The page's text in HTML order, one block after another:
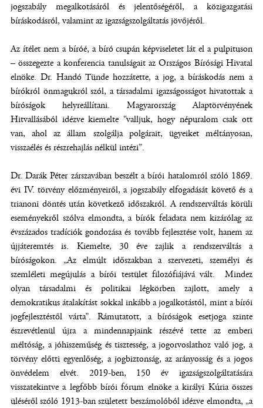
jogszabály megalkotásáról és jelentőségéről, a közigazgatási
bíráskodásról, valamint az igazságszolgáltatás jövőjéről.
Az ítélet nem a bíróé, a bíró csupán képviseletet lát el a pulpituson
– összegezte a konferencia tanulságait az Országos Bírósági Hivatal
elnöke. Dr. Handó Tünde hozzátette, a jog, a bíráskodás nem a
bírókról önmagukról szól, a társadalmi igazságosságot hivatottak a
bíróságok helyreállítani. Magyarország Alaptörvényének
Hitvallásából idézve kiemelte “valljuk, hogy népuralom csak ott
van, ahol az állam szolgálja polgárait, ügyeiket méltányosan,
visszaélés és részrehajlás nélkül intézi”.
Dr. Darák Péter zárszavában beszélt a bírói hatalomról szóló 1869.
évi IV. törvény előzményeiről, a jogszabály elfogadását követő és a
trianoni döntés után következő időszakról. A rendszerváltás körüli
eseményekről szólva elmondta, a bírók feladata nem kizárólag az
évszázados tradíciók gondozása és tovább fejlesztése volt, hanem az
újjáteremtés is. Kiemelte, 30 éve zajlik a rendszerváltás a
bíróságokon. „Az elmúlt időszakban a szervezeti, személyi és
szemléleti megújulás a bírói testület filozófiájává vált. Mindez
olyan társadalmi és politikai légkörben zajlott, amely a
demokratikus átalakítást sokkal inkább a jogalkotástól, mint a bírói
jogfejlesztéstől várta”. Rámutatott, a bíróságok esetjoga szinte
észrevétlenül újra a mindennapjaink részévé tette az emberi
méltóság, a jóhiszeműség és tisztesség, a jogorvoslathoz való jog, a
törvény előtti egyenlőség, a jogbiztonság, az arányosság és a jogos
önvédelem elvét. 2019-ben, 150 év igazságszolgáltatására
visszatekintve a legfőbb bírói fórum elnöke a királyi Kúria összes
üléséről szóló 1913-ban született beszámolóból idézve elmondta, „a